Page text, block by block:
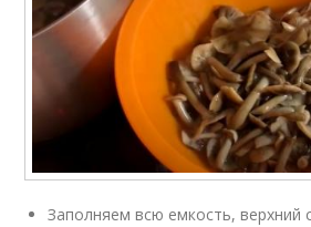
Заполняем всю емкость, верхний